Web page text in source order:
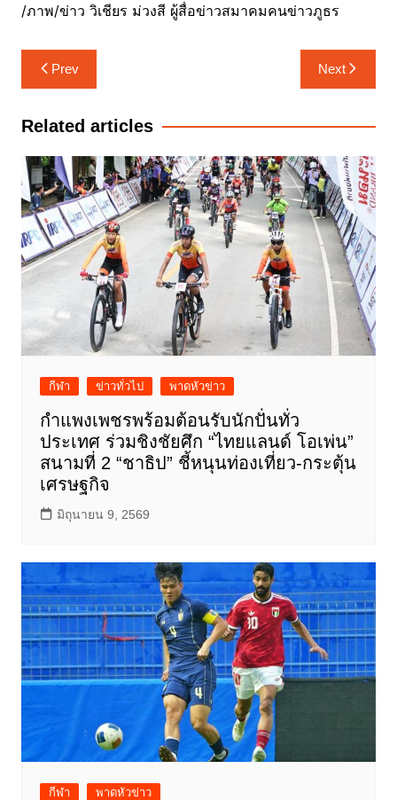
/ภาพ/ข่าว วิเชียร ม่วงสี ผู้สื่อข่าวสมาคมคนข่าวภูธร
แนะแนว
เรื่อง
Prev Next
Related articles
กีฬา ข่าวทั่วไป พาดหัวข่าว
กำแพงเพชรพร้อมต้อนรับนักปั่นทั่ว
ประเทศ ร่วมชิงชัยศึก “ไทยแลนด์ โอเพ่น”
สนามที่ 2 “ชาธิป” ชี้หนุนท่องเที่ยว-กระตุ้น
เศรษฐกิจ
มิถุนายน 9, 2569
กีฬา พาดหัวข่าว